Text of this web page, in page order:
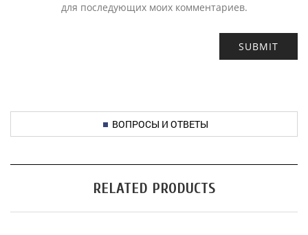
для последующих моих комментариев.
ВОПРОСЫ И ОТВЕТЫ
RELATED PRODUCTS